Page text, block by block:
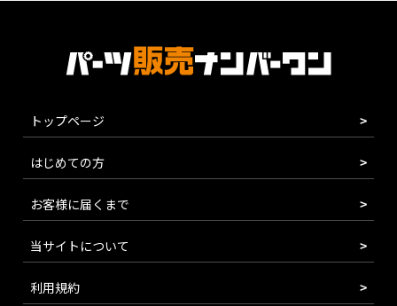
トップページ
はじめての方
お客様に届くまで
当サイトについて
利用規約